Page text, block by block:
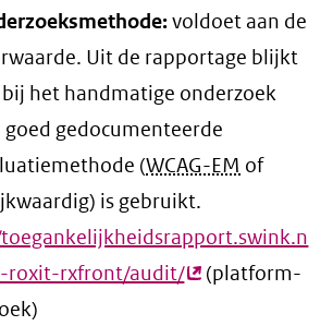
voldoet aan de
. Uit de rapportage blijkt
het handmatige onderzoek
goed gedocumenteerde
(WCAG-EM of
is gebruikt.
roxit-rxfront/audit/(externe
(platform-